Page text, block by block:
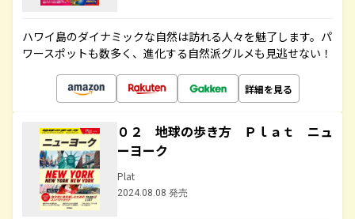
ハワイ島のダイナミックな自然は訪れる人々を魅了します。パ
ワースポットも数多く、進化する自然派グルメも見逃せない！
詳細を見る
０２ 地球の歩き方 Ｐｌａｔ ニュ
ーヨーク
Plat
2024.08.08 発売